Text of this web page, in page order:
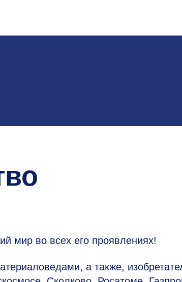
мир во всех его проявлениях!
а также,